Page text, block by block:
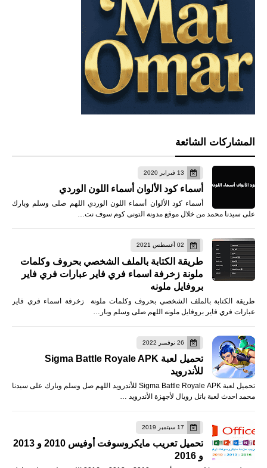
المشاركات الشائعة
13 فبراير 2020
أسماء كود الألوان أسماء اللون الوردي
أسماء كود الألوان أسماء اللون الوردي اللهم صلى وسلم وبارك
على سيدنا محمد من خلال موقع مدونة التونى كوم سوف نت…
02 أغسطس 2021
طريقة الكتابة بالملف الشخصي بحروف وكلمات
ملونة زخرفة اسماء فري فاير عبارات فري فاير
بروفايل ملونه
طريقة الكتابة بالملف الشخصي بحروف وكلمات ملونة زخرفة اسماء فري فاير
عبارات فري فاير بروفايل ملونه اللهم صلى وسلم وبار…
26 نوفمبر 2022
تحميل لعبة Sigma Battle Royale APK
للأندرويد
تحميل لعبة Sigma Battle Royale APK للأندرويد اللهم صل وسلم وبارك على سيدنا
محمد احدث لعبة باتل رويال لأجهزة الأندرويد …
17 سبتمبر 2019
تحميل تعريب مايكروسوفت أوفيس 2010 و 2013
و 2016